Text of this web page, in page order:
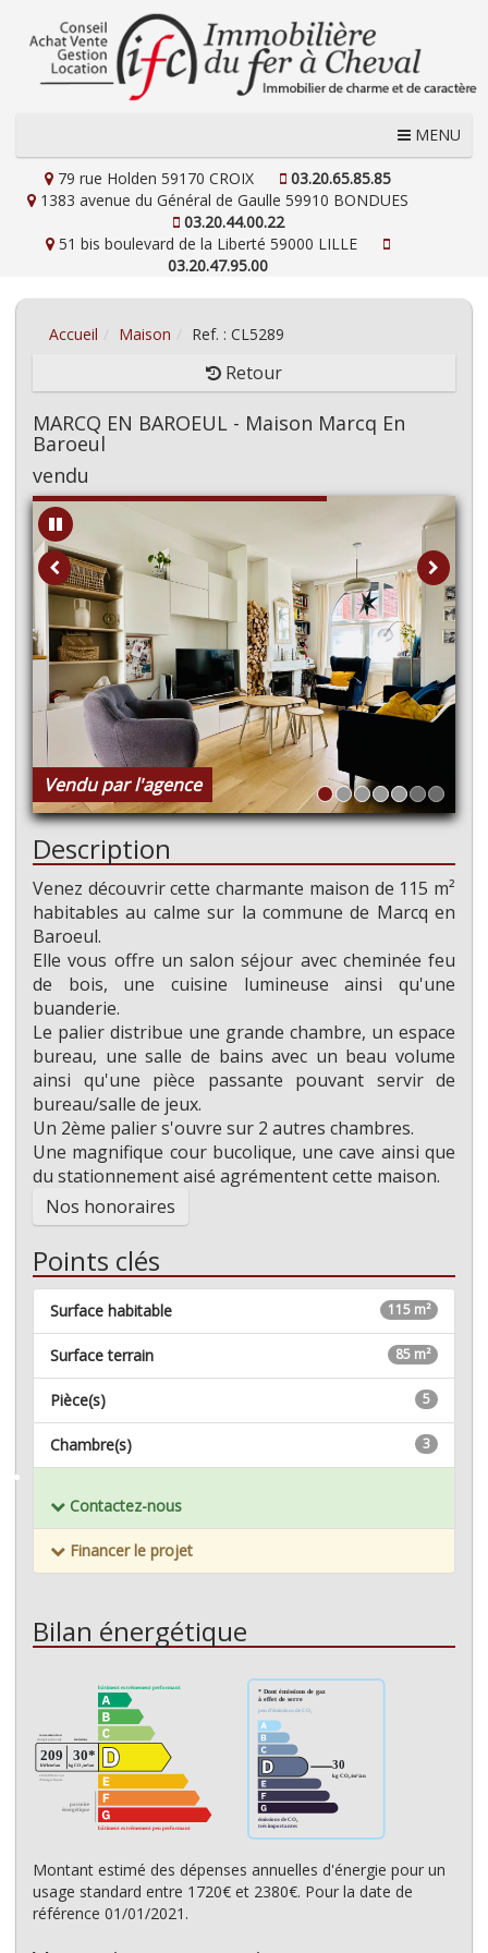
MENU
79 rue Holden 59170 CROIX
03.20.65.85.85
1383 avenue du Général de Gaulle 59910 BONDUES
03.20.44.00.22
51 bis boulevard de la Liberté 59000 LILLE
03.20.47.95.00
Accueil Maison Ref. : CL5289
Retour
MARCQ EN BAROEUL - Maison Marcq En
Baroeul
vendu
Vendu par l'agence
Description
Venez découvrir cette charmante maison de 115 m²
habitables au calme sur la commune de Marcq en
Baroeul.
Elle vous offre un salon séjour avec cheminée feu
de bois, une cuisine lumineuse ainsi qu'une
buanderie.
Le palier distribue une grande chambre, un espace
bureau, une salle de bains avec un beau volume
ainsi qu'une pièce passante pouvant servir de
bureau/salle de jeux.
Un 2ème palier s'ouvre sur 2 autres chambres.
Une magnifique cour bucolique, une cave ainsi que
du stationnement aisé agrémentent cette maison.
Nos honoraires
Points clés
115 m²
Surface habitable
85 m²
Surface terrain
5
Pièce(s)
3
Chambre(s)
Contactez-nous
Financer le projet
Bilan énergétique
Montant estimé des dépenses annuelles d'énergie pour un
usage standard entre 1720€ et 2380€. Pour la date de
référence 01/01/2021.